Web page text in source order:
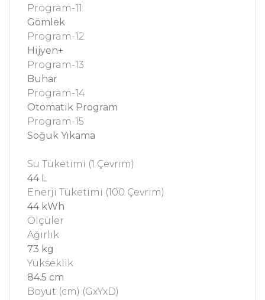
Program-11
Gömlek
Program-12
Hijyen+
Program-13
Buhar
Program-14
Otomatik Program
Program-15
Soğuk Yıkama
Su Tüketimi (1 Çevrim)
44 L
Enerji Tüketimi (100 Çevrim)
44 kWh
Ölçüler
Ağırlık
73 kg
Yükseklik
84.5 cm
Boyut (cm) (GxYxD)